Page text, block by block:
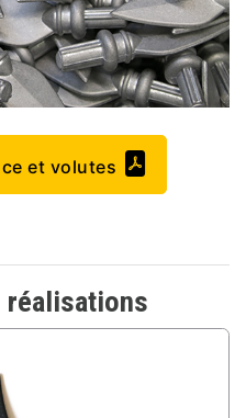
et volutes
réalisations